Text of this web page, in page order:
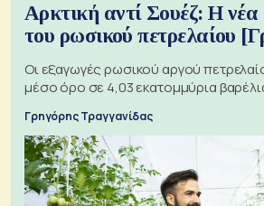
Αρκτική αντί Σουέζ: Η νέα
του ρωσικού πετρελαίου
Οι εξαγωγές ρωσικού αργού
μέσο όρο σε 4,03 εκατομμύρια
Γρηγόρης Τραγγανίδας